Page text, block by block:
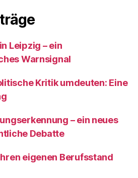
Leipzig – ein
Warnsignal
Kritik umdeuten: Eine
– ein neues
Debatte
eigenen Berufsstand